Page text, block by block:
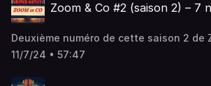
Zoom & Co #2 (saison 2) – 7
Deuxième numéro de cette saison 2 de
11/7/24 • 57:47